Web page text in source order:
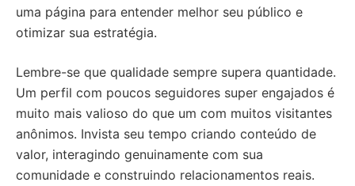
uma página para entender melhor seu público e
otimizar sua estratégia.
Lembre-se que qualidade sempre supera quantidade.
Um perfil com poucos seguidores super engajados é
muito mais valioso do que um com muitos visitantes
anônimos. Invista seu tempo criando conteúdo de
valor, interagindo genuinamente com sua
comunidade e construindo relacionamentos reais.